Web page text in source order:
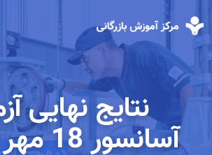
نتایج نهایی
آسانسور 18 مهر 1402